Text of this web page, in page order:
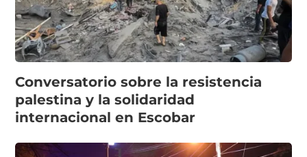
Conversatorio sobre la resistencia
palestina y la solidaridad
internacional en Escobar